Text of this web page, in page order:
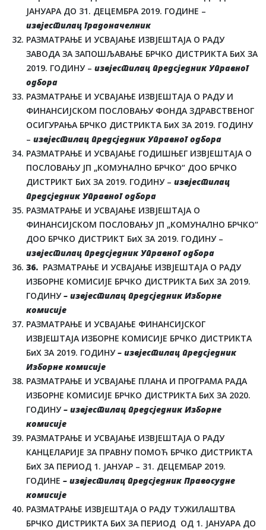
ЈАНУАРА ДО 31. ДЕЦЕМБРА 2019. ГОДИНЕ –
извјестилац градоначелник
РАЗМАТРАЊЕ И УСВАЈАЊЕ ИЗВЈЕШТАЈА О РАДУ
ЗАВОДА ЗА ЗАПОШЉАВАЊЕ БРЧКО ДИСТРИКТА БиХ ЗА
2019. ГОДИНУ – извјестилац предсједник Управног
одбора
РАЗМАТРАЊЕ И УСВАЈАЊЕ ИЗВЈЕШТАЈА О РАДУ И
ФИНАНСИЈСКОМ ПОСЛОВАЊУ ФОНДА ЗДРАВСТВЕНОГ
ОСИГУРАЊА БРЧКО ДИСТРИКТА БиХ ЗА 2019. ГОДИНУ
– извјестилац предсједник Управног одбора
РАЗМАТРАЊЕ И УСВАЈАЊЕ ГОДИШЊЕГ ИЗВЈЕШТАЈА О
ПОСЛОВАЊУ ЈП „КОМУНАЛНО БРЧКО“ ДОО БРЧКО
ДИСТРИКТ БиХ ЗА 2019. ГОДИНУ – извјестилац
предсједник Управног одбора
РАЗМАТРАЊЕ И УСВАЈАЊЕ ИЗВЈЕШТАЈА О
ФИНАНСИЈСКОМ ПОСЛОВАЊУ ЈП „КОМУНАЛНО БРЧКО“
ДОО БРЧКО ДИСТРИКТ БиХ ЗА 2019. ГОДИНУ –
извјестилац предсједник Управног одбора
36. РАЗМАТРАЊЕ И УСВАЈАЊЕ ИЗВЈЕШТАЈА О РАДУ
ИЗБОРНЕ КОМИСИЈЕ БРЧКО ДИСТРИКТА БиХ ЗА 2019.
ГОДИНУ– извјестилац предсједник Изборне
комисије
РАЗМАТРАЊЕ И УСВАЈАЊЕ ФИНАНСИЈСКОГ
ИЗВЈЕШТАЈА ИЗБОРНЕ КОМИСИЈЕ БРЧКО ДИСТРИКТА
БиХ ЗА 2019. ГОДИНУ– извјестилац предсједник
Изборне комисије
РАЗМАТРАЊЕ И УСВАЈАЊЕ ПЛАНА И ПРОГРАМА РАДА
ИЗБОРНЕ КОМИСИЈЕ БРЧКО ДИСТРИКТА БиХ ЗА 2020.
ГОДИНУ– извјестилац предсједник Изборне
комисије
РАЗМАТРАЊЕ И УСВАЈАЊЕ ИЗВЈЕШТАЈА О РАДУ
КАНЦЕЛАРИЈЕ ЗА ПРАВНУ ПОМОЋ БРЧКО ДИСТРИКТА
БиХ ЗА ПЕРИОД 1. ЈАНУАР – 31. ДЕЦЕМБАР 2019.
ГОДИНЕ – извјестилац предсједник Правосудне
комисије
РАЗМАТРАЊЕ ИЗВЈЕШТАЈА О РАДУ ТУЖИЛАШТВА
БРЧКО ДИСТРИКТА БиХ ЗА ПЕРИОД ОД 1. ЈАНУАРА ДО